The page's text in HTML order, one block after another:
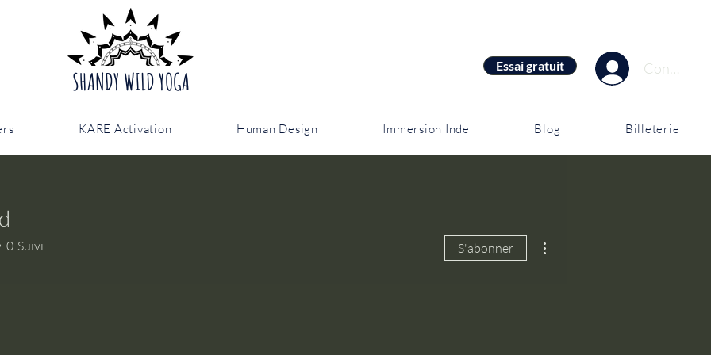
SHANDY WILD YOGA
Essai gratuit Connexion
KARE Activation Human Design Immersion Inde Blog Billeterie
0 Suivi S'abonner